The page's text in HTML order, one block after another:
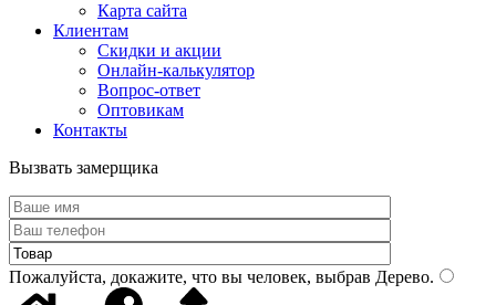
Карта сайта
Клиентам
Скидки и акции
Онлайн-калькулятор
Вопрос-ответ
Оптовикам
Контакты
Вызвать замерщика
Пожалуйста, докажите, что вы человек, выбрав Дерево.